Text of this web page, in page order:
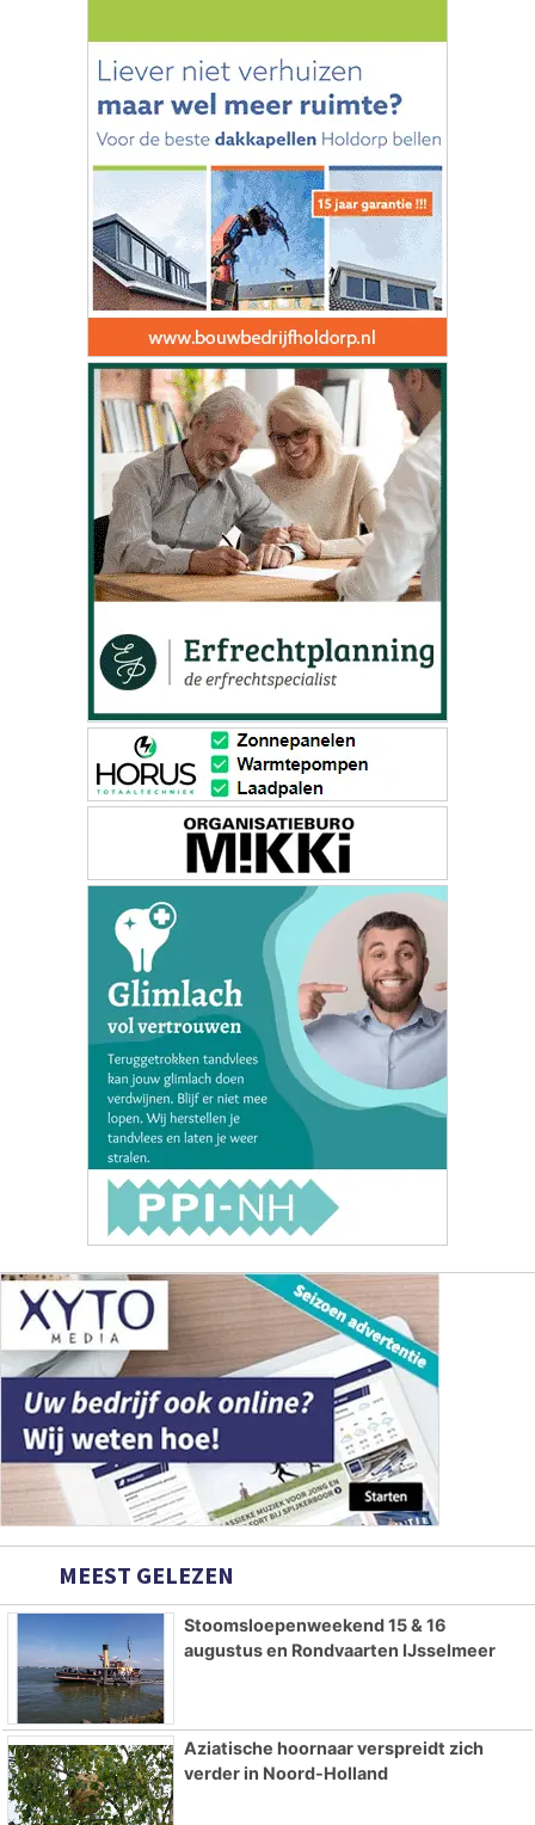
MEEST GELEZEN
Stoomsloepenweekend 15 & 16
augustus en Rondvaarten IJsselmeer
Aziatische hoornaar verspreidt zich
verder in Noord-Holland